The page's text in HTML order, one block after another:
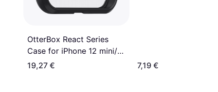
OtterBox React Series
Case for iPhone 12 mini/13
mini
19,27 € 7,19 €